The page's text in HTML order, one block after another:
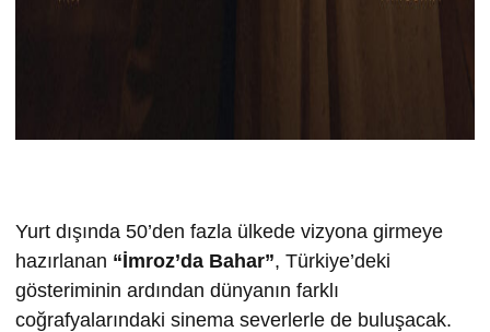
Yurt dışında 50’den fazla ülkede vizyona girmeye
hazırlanan “İmroz’da Bahar”, Türkiye’deki
gösteriminin ardından dünyanın farklı
coğrafyalarındaki sinema severlerle de buluşacak.